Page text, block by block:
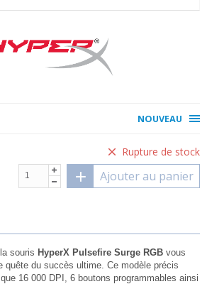
NOUVEAU
Rupture de stock
Ajouter au panier
souris HyperX Pulsefire Surge RGB vous
quête du succès ultime. Ce modèle précis
16 000 DPI, 6 boutons programmables ainsi